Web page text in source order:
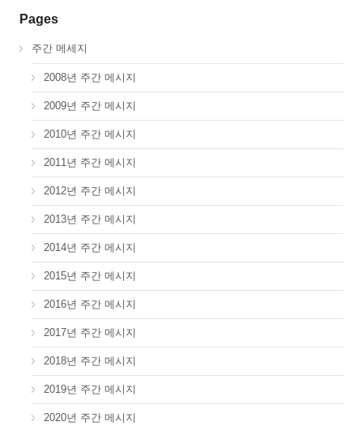
Pages
주간 메세지
2008년 주간 메시지
2009년 주간 메시지
2010년 주간 메시지
2011년 주간 메시지
2012년 주간 메시지
2013년 주간 메시지
2014년 주간 메시지
2015년 주간 메시지
2016년 주간 메시지
2017년 주간 메시지
2018년 주간 메시지
2019년 주간 메시지
2020년 주간 메시지